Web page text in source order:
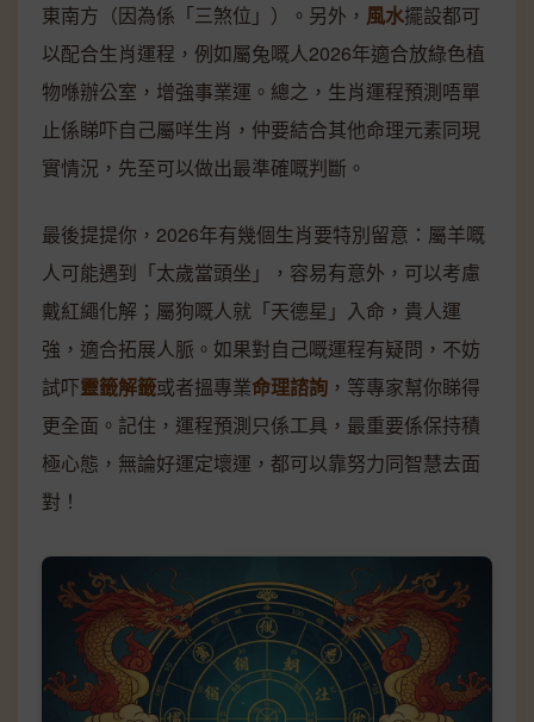
東南方（因為係「三煞位」）。另外， 風水擺設都可
以配合生肖運程，例如屬兔嘅人2026年適合放綠色植
物喺辦公室，增強事業運。總之，生肖運程預測唔單
止係睇吓自己屬咩生肖，仲要結合其他命理元素同現
實情況，先至可以做出最準確嘅判斷。
最後提提你，2026年有幾個生肖要特別留意：屬羊嘅
人可能遇到「太歲當頭坐」，容易有意外，可以考慮
戴紅繩化解；屬狗嘅人就「天德星」入命，貴人運
強，適合拓展人脈。如果對自己嘅運程有疑問，不妨
試吓靈籤解籤或者搵專業命理諮詢 ，等專家幫你睇得
更全面。記住，運程預測只係工具，最重要係保持積
極心態，無論好運定壞運，都可以靠努力同智慧去面
對！